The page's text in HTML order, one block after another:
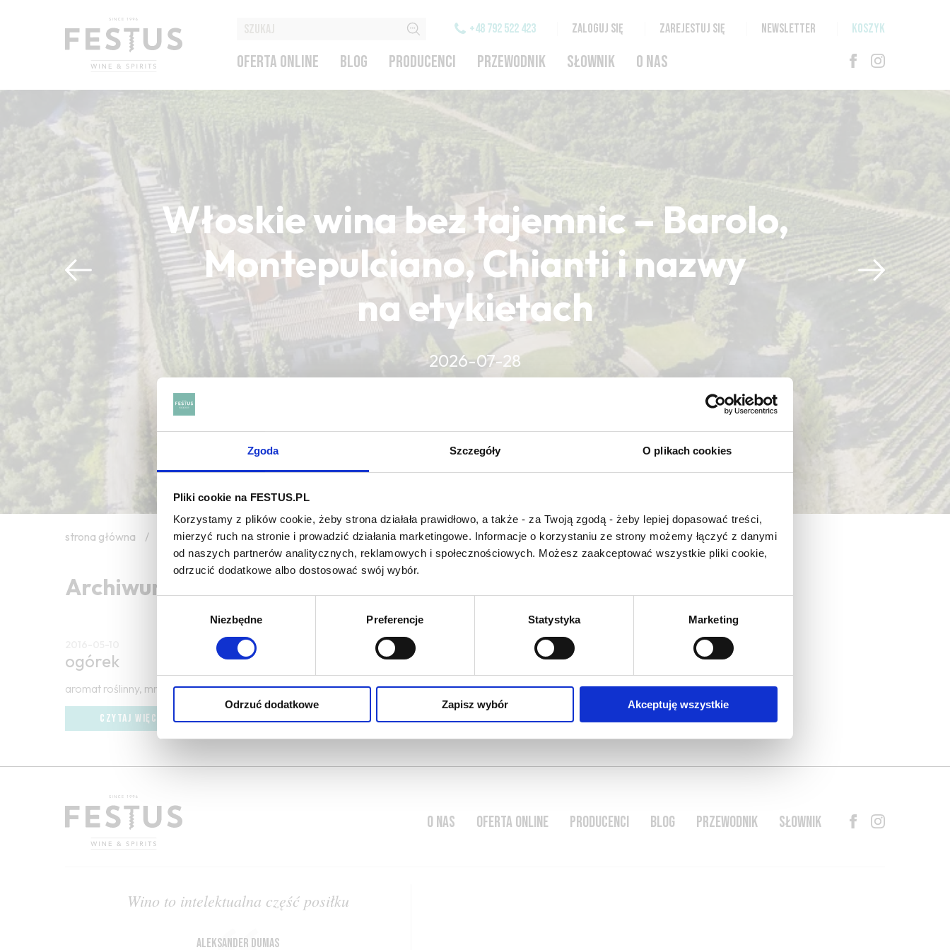
Zgoda Szczegóły O plikach cookies
Pliki cookie na FESTUS.PL
Korzystamy z plików cookie, żeby strona działała prawidłowo, a także - za Twoją zgodą - żeby lepiej dopasować treści,
mierzyć ruch na stronie i prowadzić działania marketingowe. Informacje o korzystaniu ze strony możemy łączyć z danymi
od naszych partnerów analitycznych, reklamowych i społecznościowych. Możesz zaakceptować wszystkie pliki cookie,
odrzucić dodatkowe albo dostosować swój wybór.
Niezbędne Preferencje Statystyka Marketing
Odrzuć dodatkowe Zapisz wybór Akceptuję wszystkie
+48 792 522 423 ZALOGUJ SIĘ ZAREJESTUJ SIĘ NEWSLETTER KOSZYK
OFERTA ONLINE BLOG PRODUCENCI PRZEWODNIK SŁOWNIK O NAS
Włoskie wina bez tajemnic – Barolo,
Montepulciano, Chianti i nazwy
na etykietach
2026-07-28
CZYTAJ WIĘCEJ
CZYTAJ WIĘCEJ
strona główna / concombre
Archiwum wpisów tagu: concombre
ogórek
aromat roślinny, mniej dojrzały zapach melona; warzywa
CZYTAJ WIĘCEJ
O NAS OFERTA ONLINE PRODUCENCI BLOG PRZEWODNIK SŁOWNIK
Wino to intelektualna część posiłku
Aleksander Dumas